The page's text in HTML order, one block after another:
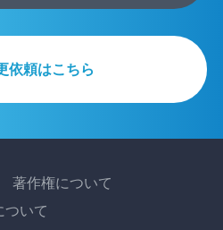
依頼はこちら
著作権について
ついて